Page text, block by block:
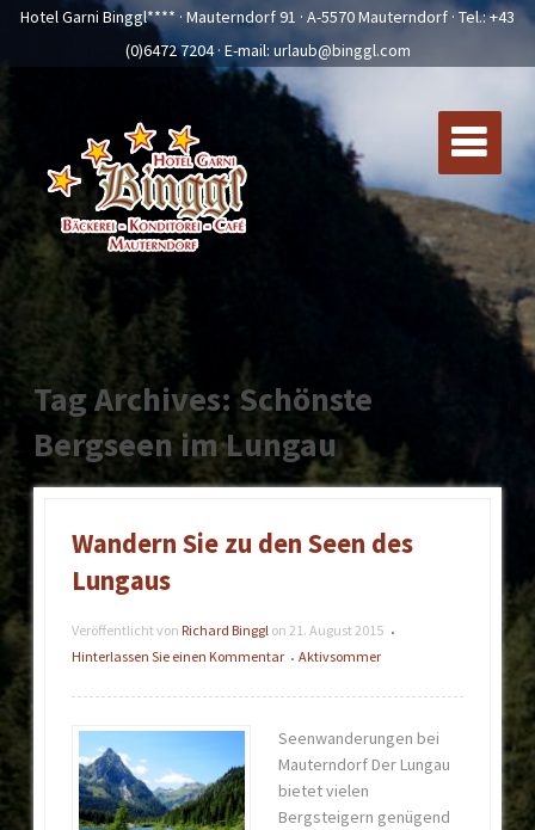
Hotel Garni Binggl**** · Mauterndorf 91 · A-5570 Mauterndorf · Tel.:+43
(0)6472 7204· E-mail: urlaub@binggl.com
Tag Archives: Schönste
Bergseen im Lungau
Wandern Sie zu den Seen des
Lungaus
Veröffentlicht von Richard Binggl on 21. August 2015 •
Hinterlassen Sie einen Kommentar • Aktivsommer
Seenwanderungen bei
Mauterndorf Der Lungau
bietet vielen
Bergsteigern genügend